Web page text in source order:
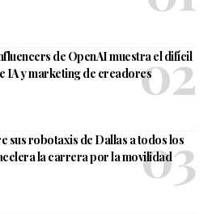
de OpenAI muestra el difícil
IA y marketing de creadores
sus robotaxis de Dallas a todos los
la carrera por la movilidad